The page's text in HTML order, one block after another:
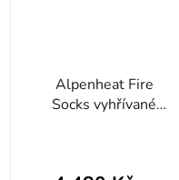
Alpenheat Fire
Socks vyhřívané